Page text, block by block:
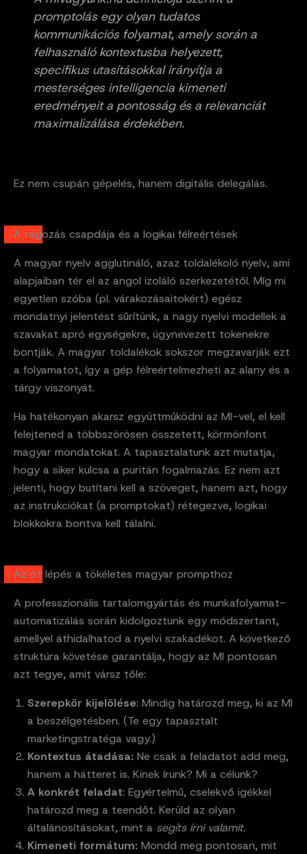
promptolás egy olyan tudatos
kommunikációs folyamat, amely során a
felhasználó kontextusba helyezett,
specifikus utasításokkal irányítja a
mesterséges intelligencia kimeneti
eredményeit a pontosság és a relevanciát
maximalizálása érdekében.
Ez nem csupán gépelés, hanem digitális delegálás.
A ragozás csapdája és a logikai félreértések
A magyar nyelv agglutináló, azaz toldalékoló nyelv, ami
alapjaiban tér el az angol izoláló szerkezetétől. Míg mi
egyetlen szóba (pl. várakozásaitokért) egész
mondatnyi jelentést sűrítünk, a nagy nyelvi modellek a
szavakat apró egységekre, úgynevezett tokenekre
bontják. A magyar toldalékok sokszor megzavarják ezt
a folyamatot, így a gép félreértelmezheti az alany és a
tárgy viszonyát.
Ha hatékonyan akarsz együttműködni az MI-vel, el kell
felejtened a többszörösen összetett, körmönfont
magyar mondatokat. A tapasztalatunk azt mutatja,
hogy a siker kulcsa a puritán fogalmazás. Ez nem azt
jelenti, hogy butítani kell a szöveget, hanem azt, hogy
az instrukciókat (a promptokat) rétegezve, logikai
blokkokra bontva kell tálalni.
Az öt lépés a tökéletes magyar prompthoz
A professzionális tartalomgyártás és munkafolyamat-
automatizálás során kidolgoztunk egy módszertant,
amellyel áthidalhatod a nyelvi szakadékot. A következő
struktúra követése garantálja, hogy az MI pontosan
azt tegye, amit vársz tőle:
Szerepkör kijelölése: Mindig határozd meg, ki az MI
a beszélgetésben. (Te egy tapasztalt
marketingstratéga vagy.)
Kontextus átadása: Ne csak a feladatot add meg,
hanem a hátteret is. Kinek írunk? Mi a célunk?
A konkrét feladat: Egyértelmű, cselekvő igékkel
határozd meg a teendőt. Kerüld az olyan
általánosításokat, mint a segíts írni valamit.
Kimeneti formátum: Mondd meg pontosan, mit